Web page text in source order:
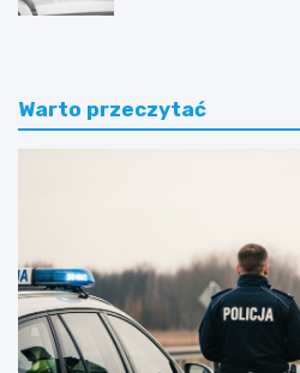
Warto przeczytać